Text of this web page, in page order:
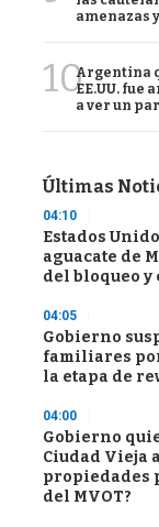
amenazas
10Argentina
EE.UU. fue
a ver un
Últimas
04:10
Estados
aguacate de
del bloqueo y
04:05
Gobierno
familiares
la etapa de
04:00
Gobierno
Ciudad Vieja
propiedades
del MVOT?